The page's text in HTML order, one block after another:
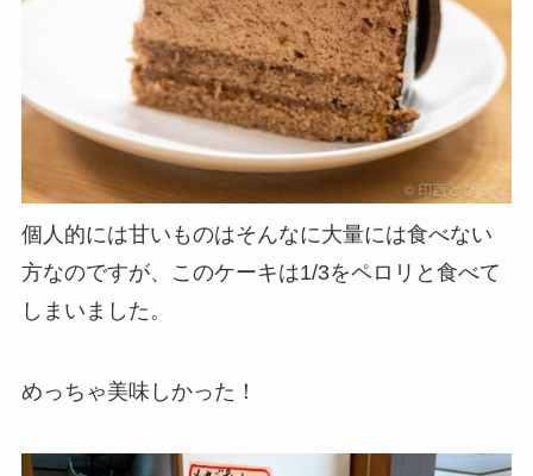
個人的には甘いものはそんなに大量には食べない
方なのですが、このケーキは1/3をペロリと食べて
しまいました。
めっちゃ美味しかった！